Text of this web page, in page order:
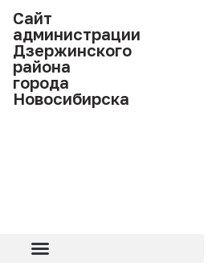
Cайт
администрации
Дзержинского
района
города
Новосибирска